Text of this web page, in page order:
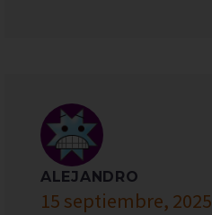
ALEJANDRO
15 septiembre, 2025